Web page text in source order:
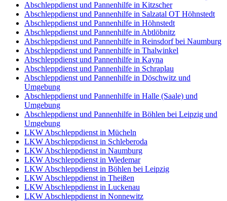
Abschleppdienst und Pannenhilfe in Kitzscher
Abschleppdienst und Pannenhilfe in Salzatal OT Höhnstedt
Abschleppdienst und Pannenhilfe in Höhnstedt
Abschleppdienst und Pannenhilfe in Abtlöbnitz
Abschleppdienst und Pannenhilfe in Reinsdorf bei Naumburg
Abschleppdienst und Pannenhilfe in Thalwinkel
Abschleppdienst und Pannenhilfe in Kayna
Abschleppdienst und Pannenhilfe in Schraplau
Abschleppdienst und Pannenhilfe in Döschwitz und
Umgebung
Abschleppdienst und Pannenhilfe in Halle (Saale) und
Umgebung
Abschleppdienst und Pannenhilfe in Böhlen bei Leipzig und
Umgebung
LKW Abschleppdienst in Mücheln
LKW Abschleppdienst in Schleberoda
LKW Abschleppdienst in Naumburg
LKW Abschleppdienst in Wiedemar
LKW Abschleppdienst in Böhlen bei Leipzig
LKW Abschleppdienst in Theißen
LKW Abschleppdienst in Luckenau
LKW Abschleppdienst in Nonnewitz